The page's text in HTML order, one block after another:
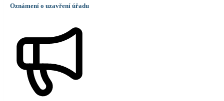
Oznámení o uzavření úřadu